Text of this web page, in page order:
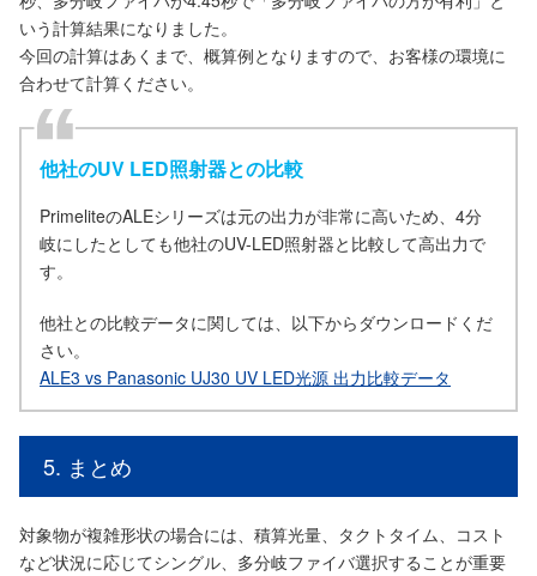
いう計算結果になりました。
今回の計算はあくまで、概算例となりますので、お客様の環境に
合わせて計算ください。
他社のUV LED照射器との比較
PrimeliteのALEシリーズは元の出力が非常に高いため、4分
岐にしたとしても他社のUV-LED照射器と比較して高出力で
す。
他社との比較データに関しては、以下からダウンロードくだ
さい。
ALE3 vs Panasonic UJ30 UV LED光源 出力比較データ
5. まとめ
対象物が複雑形状の場合には、積算光量、タクトタイム、コスト
など状況に応じてシングル、多分岐ファイバ選択することが重要